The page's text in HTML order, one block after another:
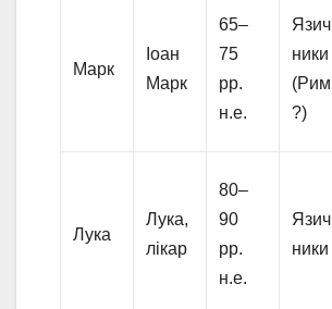
Марк
Іоан
Марк
65–
75
рр.
н.е.
Язич
ники
(Рим
?)
Лука
Лука,
лікар
80–
90
рр.
н.е.
Язич
ники